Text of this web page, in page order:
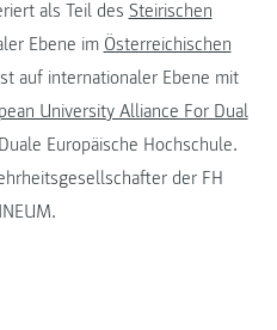
als Teil des Steirischen
Ebene im Österreichischen
auf internationaler Ebene mit
University Alliance For Dual
Europäische Hochschule.
der FH